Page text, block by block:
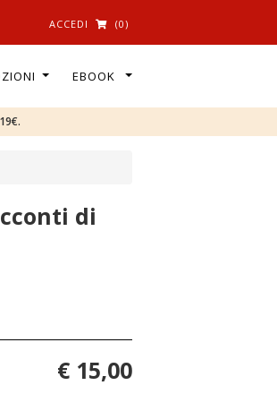
ACCEDI (0)
EBOOK
di
€ 15,00